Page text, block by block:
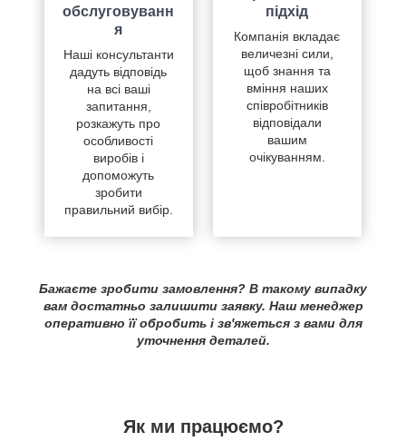
обслуговуванн
я
Наші консультанти
дадуть відповідь
на всі ваші
запитання,
розкажуть про
особливості
виробів і
допоможуть
зробити
правильний вибір.
підхід
Компанія вкладає
величезні сили,
щоб знання та
вміння наших
співробітників
відповідали
вашим
очікуванням.
Бажаєте зробити замовлення? В такому випадку
вам достатньо залишити заявку. Наш менеджер
оперативно її обробить і зв'яжеться з вами для
уточнення деталей.
Як ми працюємо?